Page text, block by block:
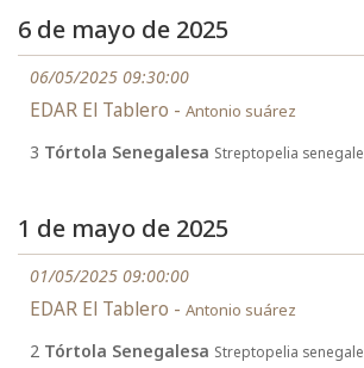
6 de mayo de 2025
06/05/2025 09:30:00
EDAR El Tablero - Antonio suárez
3 Tórtola Senegalesa Streptopelia
1 de mayo de 2025
01/05/2025 09:00:00
EDAR El Tablero - Antonio suárez
2 Tórtola Senegalesa Streptopelia